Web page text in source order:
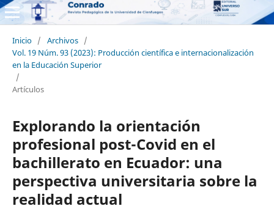
Inicio / Archivos /
Vol. 19 Núm. 93 (2023): Producción científica e internacionalización
en la Educación Superior
/
Artículos
Explorando la orientación
profesional post-Covid en el
bachillerato en Ecuador: una
perspectiva universitaria sobre la
realidad actual